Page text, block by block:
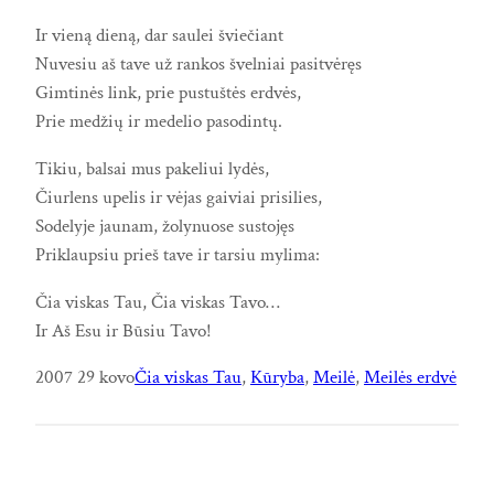
Ir vieną dieną, dar saulei šviečiant
Nuvesiu aš tave už rankos švelniai pasitvėręs
Gimtinės link, prie pustuštės erdvės,
Prie medžių ir medelio pasodintų.
Tikiu, balsai mus pakeliui lydės,
Čiurlens upelis ir vėjas gaiviai prisilies,
Sodelyje jaunam, žolynuose sustojęs
Priklaupsiu prieš tave ir tarsiu mylima:
Čia viskas Tau, Čia viskas Tavo…
Ir Aš Esu ir Būsiu Tavo!
2007 29 kovoČia viskas Tau, Kūryba, Meilė, Meilės erdvė